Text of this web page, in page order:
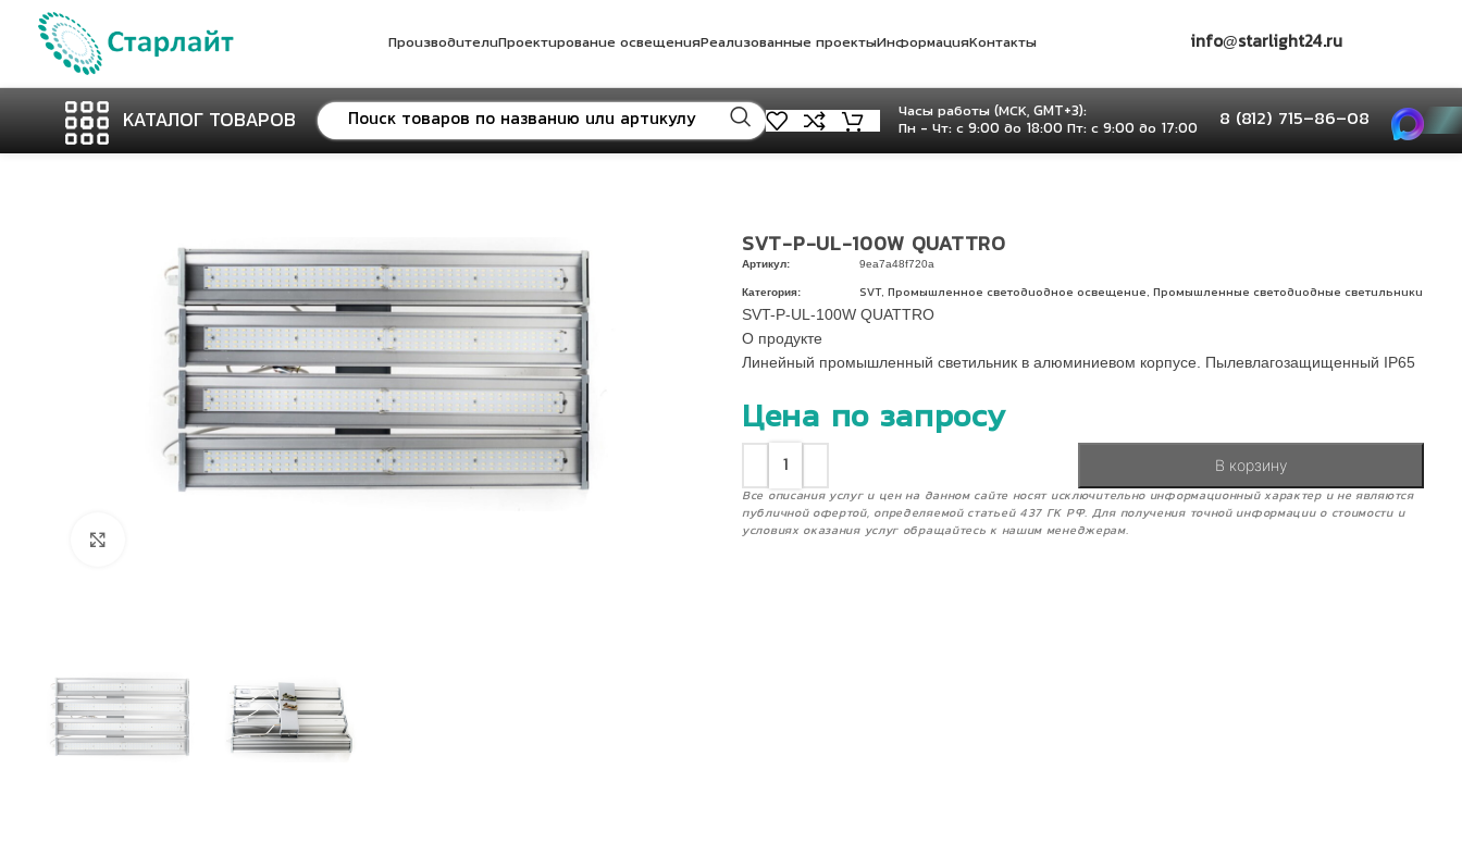
ПроизводителиПроектирование освещенияРеализованные проектыИнформацияКонтакты info@starlight24.ru
КАТАЛОГ ТОВАРОВ
Часы работы (МСК, GMT+3):
Пн - Чт: с 9:00 до 18:00 Пт: с 9:00 до 17:00
8 (812) 715–86–08
SVT-P-UL-100W QUATTRO
Артикул: 9ea7a48f720a
Категория: SVT, Промышленное светодиодное освещение Промышленные светодиодные светильники
SVT-P-UL-100W QUATTRO
О продукте
Линейный промышленный светильник в алюминиевом корпусе. Пылевлагозащищенный IP65
Цена по запросу
В корзину
Все описания услуг и цен на данном сайте носят исключительно информационный характер и не являются
публичной офертой, определяемой статьей 437 ГК РФ. Для получения точной информации о стоимости и
условиях оказания услуг обращайтесь к нашим менеджерам.